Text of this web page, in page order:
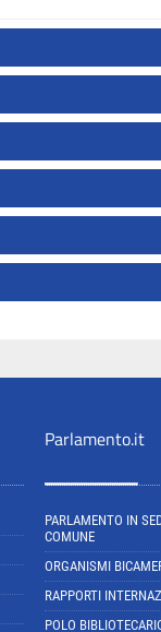
Parlamento.it
PARLAMENTO IN
COMUNE
ORGANISMI
RAPPORTI
POLO